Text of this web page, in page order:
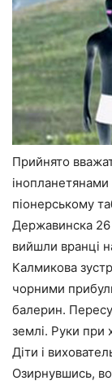
Прийнято
інопланетянами
піонерському
Державинска 26
вийшли вранці
Калмикова
чорними
балерин.
землі. Руки при
Діти і
Озирнувшись,